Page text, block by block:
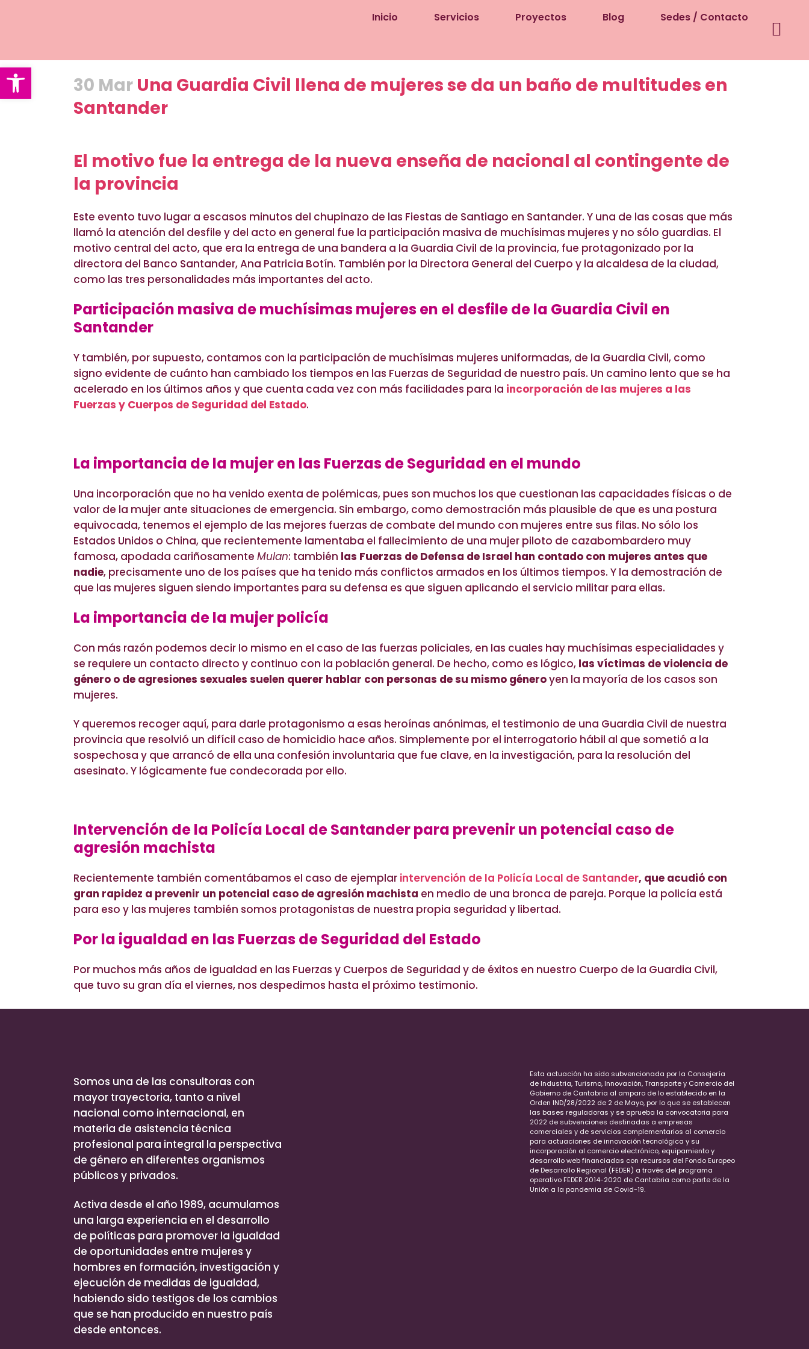
Abrir barra de herramientas
Inicio Servicios Proyectos Blog Sedes / Contacto
30 Mar Una Guardia Civil llena de mujeres se da un baño de multitudes en
Santander
El motivo fue la entrega de la nueva enseña de nacional al contingente de
la provincia
Este evento tuvo lugar a escasos minutos del chupinazo de las Fiestas de Santiago en Santander. Y una de las cosas que más
llamó la atención del desfile y del acto en general fue la participación masiva de muchísimas mujeres y no sólo guardias. El
motivo central del acto, que era la entrega de una bandera a la Guardia Civil de la provincia, fue protagonizado por la
directora del Banco Santander, Ana Patricia Botín. También por la Directora General del Cuerpo y la alcaldesa de la ciudad,
como las tres personalidades más importantes del acto.
Participación masiva de muchísimas mujeres en el desfile de la Guardia Civil en
Santander
Y también, por supuesto, contamos con la participación de muchísimas mujeres uniformadas, de la Guardia Civil, como
signo evidente de cuánto han cambiado los tiempos en las Fuerzas de Seguridad de nuestro país. Un camino lento que se ha
acelerado en los últimos años y que cuenta cada vez con más facilidades para la incorporación de las mujeres a las
Fuerzas y Cuerpos de Seguridad del Estado.
La importancia de la mujer en las Fuerzas de Seguridad en el mundo
Una incorporación que no ha venido exenta de polémicas, pues son muchos los que cuestionan las capacidades físicas o de
valor de la mujer ante situaciones de emergencia. Sin embargo, como demostración más plausible de que es una postura
equivocada, tenemos el ejemplo de las mejores fuerzas de combate del mundo con mujeres entre sus filas. No sólo los
Estados Unidos o China, que recientemente lamentaba el fallecimiento de una mujer piloto de cazabombardero muy
famosa, apodada cariñosamente Mulan: también las Fuerzas de Defensa de Israel han contado con mujeres antes que
nadie, precisamente uno de los países que ha tenido más conflictos armados en los últimos tiempos. Y la demostración de
que las mujeres siguen siendo importantes para su defensa es que siguen aplicando el servicio militar para ellas.
La importancia de la mujer policía
Con más razón podemos decir lo mismo en el caso de las fuerzas policiales, en las cuales hay muchísimas especialidades y
se requiere un contacto directo y continuo con la población general. De hecho, como es lógico, las víctimas de violencia de
género o de agresiones sexuales suelen querer hablar con personas de su mismo géneroyen la mayoría de los casos son
mujeres.
Y queremos recoger aquí, para darle protagonismo a esas heroínas anónimas, el testimonio de una Guardia Civil de nuestra
provincia que resolvió un difícil caso de homicidio hace años. Simplemente por el interrogatorio hábil al que sometió a la
sospechosa y que arrancó de ella una confesión involuntaria que fue clave, en la investigación, para la resolución del
asesinato. Y lógicamente fue condecorada por ello.
Intervención de la Policía Local de Santander para prevenir un potencial caso de
agresión machista
Recientemente también comentábamos el caso de ejemplar intervención de la Policía Local de Santander, que acudió con
gran rapidez a prevenir un potencial caso de agresión machista en medio de una bronca de pareja. Porque la policía está
para eso y las mujeres también somos protagonistas de nuestra propia seguridad y libertad.
Por la igualdad en las Fuerzas de Seguridad del Estado
Por muchos más años de igualdad en las Fuerzas y Cuerpos de Seguridad y de éxitos en nuestro Cuerpo de la Guardia Civil,
que tuvo su gran día el viernes, nos despedimos hasta el próximo testimonio.
Somos una de las consultoras con
mayor trayectoria, tanto a nivel
nacional como internacional, en
materia de asistencia técnica
profesional para integral la perspectiva
de género en diferentes organismos
públicos y privados.
Activa desde el año 1989, acumulamos
una larga experiencia en el desarrollo
de políticas para promover la igualdad
de oportunidades entre mujeres y
hombres en formación, investigación y
ejecución de medidas de igualdad,
habiendo sido testigos de los cambios
que se han producido en nuestro país
desde entonces.
Esta actuación ha sido subvencionada por la Consejería
de Industria, Turismo, Innovación, Transporte y Comercio del
Gobierno de Cantabria al amparo de lo establecido en la
Orden IND/28/2022 de 2 de Mayo, por lo que se establecen
las bases reguladoras y se aprueba la convocatoria para
2022 de subvenciones destinadas a empresas
comerciales y de servicios complementarios al comercio
para actuaciones de innovación tecnológica y su
incorporación al comercio electrónico, equipamiento y
desarrollo web financiadas con recursos del Fondo Europeo
de Desarrollo Regional (FEDER) a través del programa
operativo FEDER 2014-2020 de Cantabria como parte de la
Unión a la pandemia de Covid-19.